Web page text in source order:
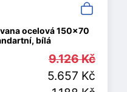
ocelová 150x70
bílá
9.126 Kč
5.657 Kč